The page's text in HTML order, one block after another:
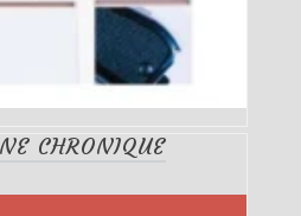
CHRONIQUE